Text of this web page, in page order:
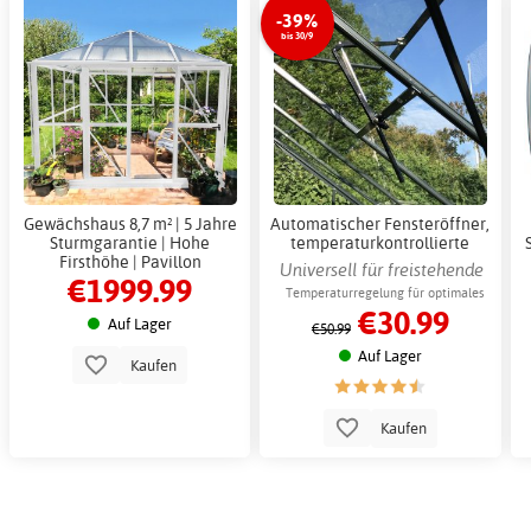
Gewächshaus 8,7 m² | 5 Jahre
Sturmgarantie | Hohe
Firsthöhe | Pavillon
€1999.99
Auf Lager
Kaufen
-39%
bis 30/9
Automatischer Fensteröffner,
temperaturkontrollierte
Belüftung im Gewächshaus
Universell für freistehende
Gewächshäuser
Temperaturregelung für optimales
Pflanzenklima
€50.99 €30.99
Auf Lager
Kaufen